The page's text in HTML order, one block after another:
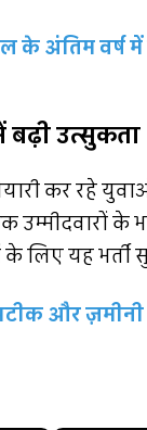
के अंतिम वर्ष
उत्सुकता
कर रहे
के
लिए यह भर्ती
और